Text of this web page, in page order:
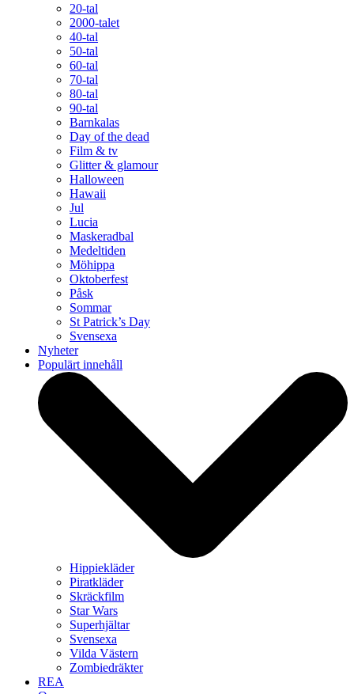
20-tal
2000-talet
40-tal
50-tal
60-tal
70-tal
80-tal
90-tal
Barnkalas
Day of the dead
Film & tv
Glitter & glamour
Halloween
Hawaii
Jul
Lucia
Maskeradbal
Medeltiden
Möhippa
Oktoberfest
Påsk
Sommar
St Patrick’s Day
Svensexa
Nyheter
Populärt innehåll
Hippiekläder
Piratkläder
Skräckfilm
Star Wars
Superhjältar
Svensexa
Vilda Västern
Zombiedräkter
REA